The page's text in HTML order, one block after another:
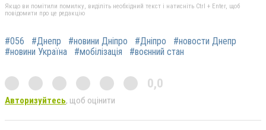
Якщо ви помітили помилку, виділіть необхідний текст і натисніть Ctrl + Enter, щоб
повідомити про це редакцію
#056 #Днепр #новини Дніпро #Дніпро
#новости Днепр
#новини Україна
#мобілізація #воєнний стан
0,0
Авторизуйтесь, щоб оцінити